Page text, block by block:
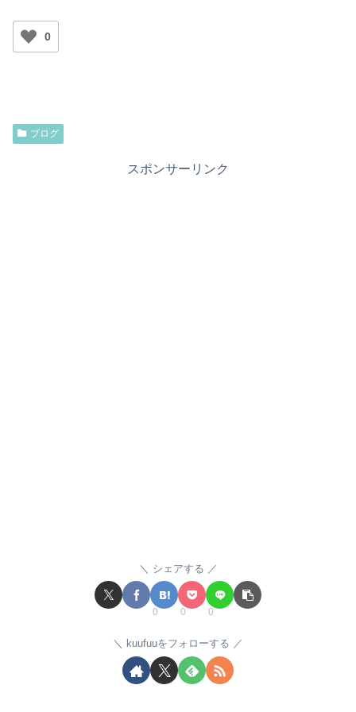
0
ブログ
スポンサーリンク
シェアする
0 0 0
kuufuuをフォローする